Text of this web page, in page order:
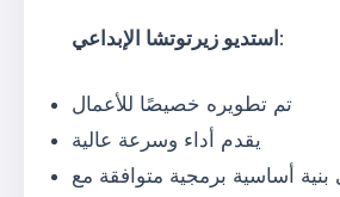
استديو زيرتوتشا الإبداعي:
تم تطويره خصيصًا للأعمال
يقدم أداء وسرعة عالية
أساسية برمجية متوافقة مع